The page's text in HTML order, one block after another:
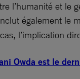
et le
également le
l’implication
Owda est le